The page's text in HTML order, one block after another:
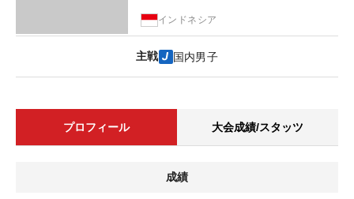
インドネシア
主戦 国内男子
プロフィール 大会成績/スタッツ
成績